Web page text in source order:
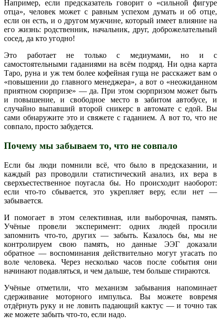
Например, если предсказатель говорит о «сильной фигуре
отца», человек может с равным успехом думать и об отце,
если он есть, и о другом мужчине, который имеет влияние на
его жизнь: родственник, начальник, друг, доброжелательный
сосед, да кто угодно!
Это работает не только с медиумами, но и с
самостоятельными гаданиями на всём подряд. Ни одна карта
Таро, руна и уж тем более кофейная гуща не расскажет вам о
«повышении до главного менеджера», а вот о «неожиданном
приятном сюрпризе» — да. При этом сюрпризом может быть
и повышение, и свободное место в забитом автобусе, и
случайно выпавший второй сникерс в автомате с едой. Вы
сами обнаружите это и свяжете с гаданием. А вот то, что не
совпало, просто забудется.
Почему мы забываем то, что не совпало
Если бы люди помнили всё, что было в предсказании, и
каждый раз проводили статистический анализ, их вера в
сверхъестественное поугасла бы. Но происходит наоборот:
если что-то сбывается, это укрепляет веру, если нет —
забывается.
И помогает в этом селективная, или выборочная, память.
Учёные провели эксперимент: одних людей просили
запомнить что-то, других — забыть. Казалось бы, мы не
контролируем свою память, но данные ЭЭГ доказали
обратное — воспоминания действительно могут угасать по
воле человека. Через несколько часов после события они
начинают подавляться, и чем дальше, тем больше стираются.
Учёные отметили, что механизм забывания напоминает
сдерживание моторного импульса. Вы можете вовремя
отдёрнуть руку и не ловить падающий кактус — и точно так
же можете забыть что-то, если надо.